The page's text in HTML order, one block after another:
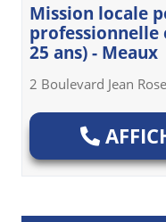
Mission locale
professionnelle
25 ans) - Meaux
2 Boulevard Jean